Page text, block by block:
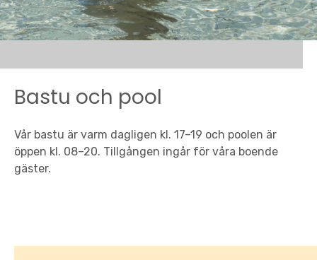
Bastu och pool
Vår bastu är varm dagligen kl. 17–19 och poolen är
öppen kl. 08–20. Tillgången ingår för våra boende
gäster.